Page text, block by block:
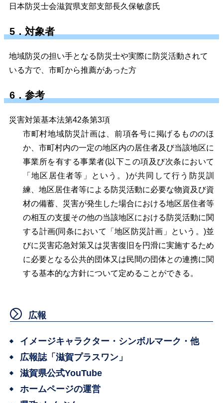
日本防災士会滋賀県支部支部長久保敏彦氏
5．対象者
地域防災の担い手となる防災士や実際に防災活動されて
いる方で、市町から推薦があった方
6．参考
災害対策基本法第42条第3項
市町村地域防災計画は、前項各号に掲げるもののほ
か、市町村内の一定の地区内の居住者及び当該地区に
事業所を有する事業者(以下この項及び次条において
「地区居住者等」という。)が共同して行う防災訓
練、地区居住者等による防災活動に必要な物資及び資
材の備蓄、災害が発生した場合における地区居住者等
の相互の支援その他の当該地区における防災活動に関
する計画(同条において「地区防災計画」という。)並
びに災害応急対策又は災害復旧を円滑に実施するため
に必要となる公共的団体又は民間の団体との連携に関
する基本的な方針について定めることができる。
広報
イメージキャラクター・シンボルマーク・他
広報誌「滋賀プラスワン」
滋賀県公式YouTube
ホームページの運営